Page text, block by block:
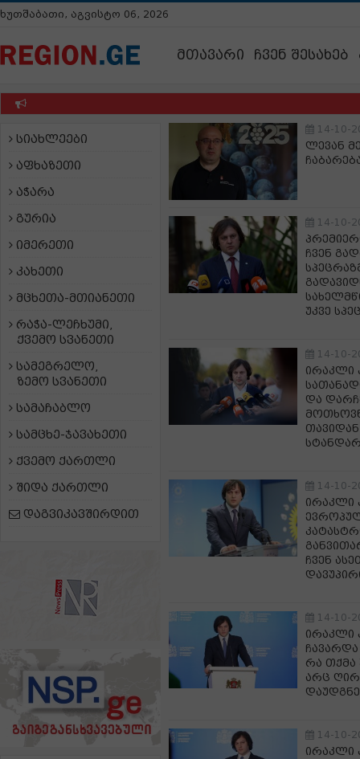
ხუთშაბათი, აგვისტო 06, 2026
მთავარი ჩვენ შესახებ
სიახლეები
აფხაზეთი
აჭარა
გურია
იმერეთი
კახეთი
მცხეთა-მთიანეთი
რაჭა-ლეჩხუმი,
ქვემო სვანეთი
სამეგრელო,
ზემო სვანეთი
სამაჩაბლო
სამცხე-ჯავახეთი
ქვემო ქართლი
შიდა ქართლი
დაგვიკავშირდით
14-10-
ლევან
14-10-
ჩვენ
უკვე
14-10-
ირაკლი
და
14-10-
ირაკლი
ჩვენ
14-10-
ირაკლი
რა თქმა
არც
14-10-
ირაკლი